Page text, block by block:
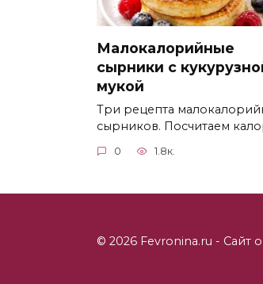
Малокалорийные
сырники с
мукой
Три рецепта
сырников. Посчитаем
0 1.8к.
© 2026 Fevronina.ru - Сайт